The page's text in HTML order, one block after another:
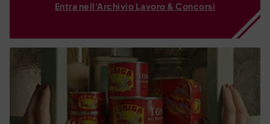
Entra nell'Archivio Lavoro & Concorsi